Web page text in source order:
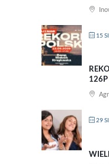
15
126P
29